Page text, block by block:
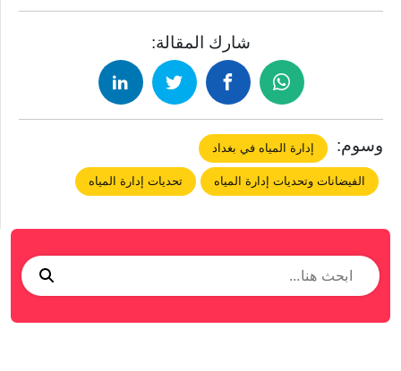
شارك المقالة:
وسوم: إدارة المياه في بغداد
الفيضانات وتحديات إدارة المياه تحديات إدارة المياه